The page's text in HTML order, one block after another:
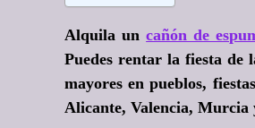
Alquila uncañón de
Puedes rentar la fiesta de
mayores en pueblos,
Alicante, Valencia, Murcia